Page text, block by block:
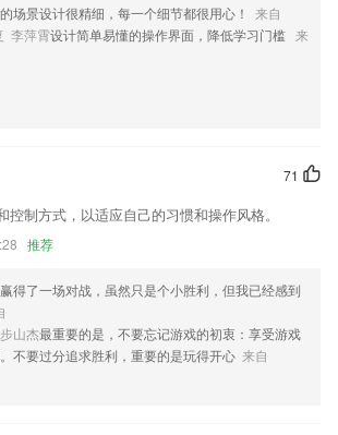
，这里为各位带来了超强的办公技术一键提供各位
事都能了如指掌，观看娱乐八卦短视频，简单便
软件优势
分享，方便快捷
展课三大体系，互动PK的课堂模式，帮助孩子多
、高频考点、快速复习常错题，行业易错题
影忍者，海贼王，柯南等热门日语动漫2265中学习
学习效率
知的小游戏，让孩子可以边玩边学习到更多的有用
的场景设计很精细，每一个细节都很用心！
来自
李萍霄设计简单易懂的操作界面，降低学习门槛 来
71
控制方式，以适应自己的习惯和操作风格。
推荐
赢得了一场对战，虽然只是个小胜利，但我已经感到
山杰最重要的是，不要忘记游戏的初衷：享受游戏
不要过分追求胜利，重要的是玩得开心 来自